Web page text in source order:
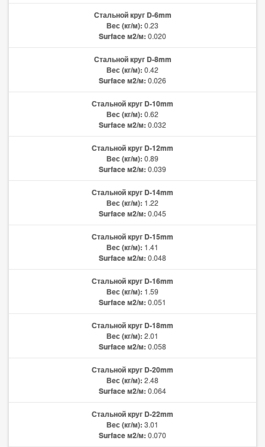
Стальной круг D-6mm
Вес (кг/м): 0.23
Surface м2/м: 0.020
Стальной круг D-8mm
Вес (кг/м): 0.42
Surface м2/м: 0.026
Стальной круг D-10mm
Вес (кг/м): 0.62
Surface м2/м: 0.032
Стальной круг D-12mm
Вес (кг/м): 0.89
Surface м2/м: 0.039
Стальной круг D-14mm
Вес (кг/м): 1.22
Surface м2/м: 0.045
Стальной круг D-15mm
Вес (кг/м): 1.41
Surface м2/м: 0.048
Стальной круг D-16mm
Вес (кг/м): 1.59
Surface м2/м: 0.051
Стальной круг D-18mm
Вес (кг/м): 2.01
Surface м2/м: 0.058
Стальной круг D-20mm
Вес (кг/м): 2.48
Surface м2/м: 0.064
Стальной круг D-22mm
Вес (кг/м): 3.01
Surface м2/м: 0.070